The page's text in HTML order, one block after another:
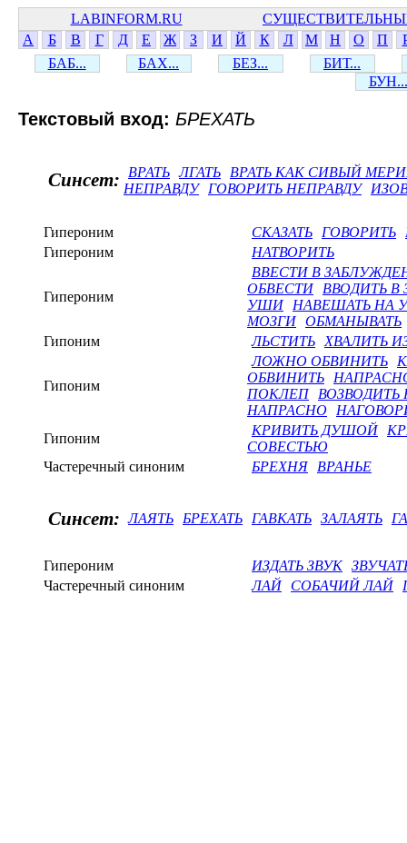
LABINFORM.RU
А
Б В Г Д Е Ж З И Й К Л М Н О П
БАБ...
БАХ... БЕЗ...
БИТ...
БУН...
Текстовый вход: БРЕХАТЬ
Синсет: ВРАТЬ ЛГАТЬ
ВРАТЬ КАК СИВЫЙ
НЕПРАВДУ
ГОВОРИТЬ НЕПРАВДУ
Гипероним СКАЗАТЬ ГОВОРИТЬ
Гипероним
НАТВОРИТЬ
Гипероним
ВВЕСТИ В
ОБВЕСТИ
ВВОДИТЬ
УШИ
НАВЕШАТЬ НА
МОЗГИ ОБМАНЫВАТЬ
Гипоним
ЛЬСТИТЬ ХВАЛИТЬ
Гипоним
ЛОЖНО ОБВИНИТЬ
ОБВИНИТЬ
ПОКЛЕП
ВОЗВОДИТЬ
НАПРАСНО
Гипоним
КРИВИТЬ ДУШОЙ
СОВЕСТЬЮ
Частеречный синоним
БРЕХНЯ ВРАНЬЕ
Синсет: ЛАЯТЬ БРЕХАТЬ ГАВКАТЬ ЗАЛАЯТЬ
Гипероним ИЗДАТЬ ЗВУК
Частеречный синоним
ЛАЙ СОБАЧИЙ ЛАЙ